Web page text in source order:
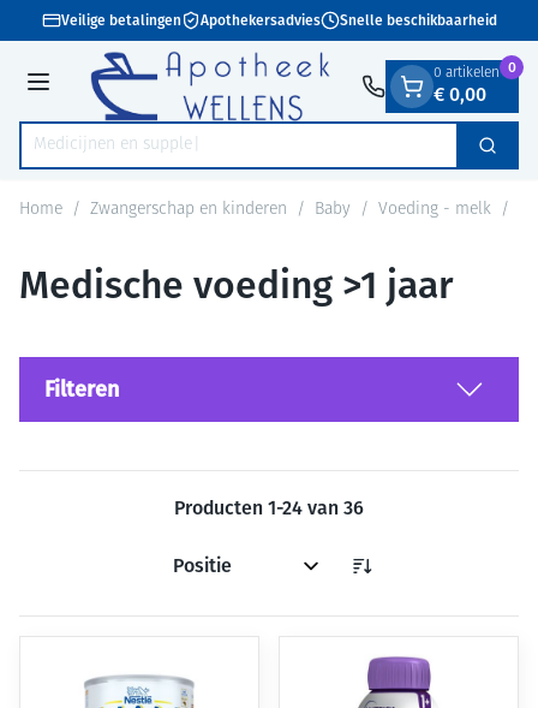
Ga naar de inhoud
1 van 1Veilige betalingen Apothekersadvies Snelle beschikbaarheid
Menu
Product, merk, categorie... Zoek
0 artikelen
€ 0,00
0
Home / Zwangerschap en kinderen / Baby / Voeding - melk /
Medische voeding >1 jaar
Filteren
Producten 1-24 van 36
Sorteer op: